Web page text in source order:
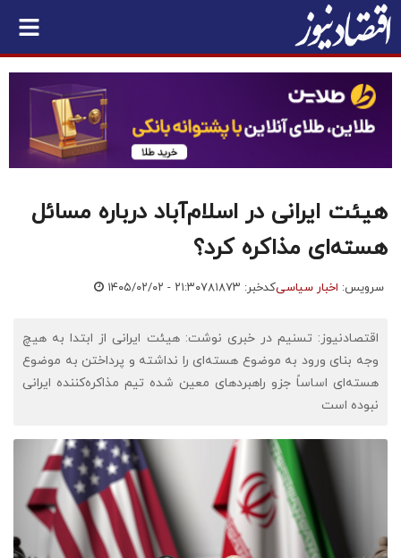
هیئت ایرانی در اسلام‌آباد درباره مسائل
هسته‌ای مذاکره کرد؟
سرویس: اخبار سیاسیکدخبر: ۷۸۱۸۷۳ ۱۴۰۵/۰۲/۰۲ - ۲۱:۳۰
اقتصادنیوز: تسنیم در خبری نوشت: هیئت ایرانی از ابتدا به هیچ
وجه بنای ورود به موضوع هسته‌ای را نداشته و پرداختن به موضوع
هسته‌ای اساساً جزو راهبردهای معین شده تیم مذاکره‌کننده ایرانی
نبوده است